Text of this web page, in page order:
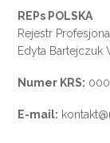
REPs POLSKA
Rejestr
Edyta Bartejczuk
Numer KRS:
E-mail: